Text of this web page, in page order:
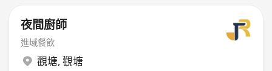
夜間廚師
進域餐飲
觀塘, 觀塘